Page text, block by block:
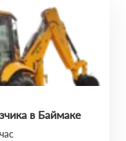
в Баймаке